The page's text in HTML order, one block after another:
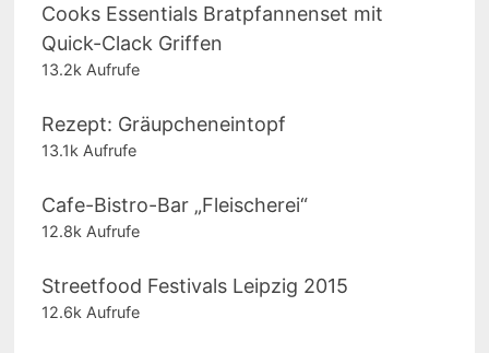
Cooks Essentials Bratpfannenset mit
Quick-Clack Griffen
13.2k Aufrufe
Rezept: Gräupcheneintopf
13.1k Aufrufe
Cafe-Bistro-Bar „Fleischerei“
12.8k Aufrufe
Streetfood Festivals Leipzig 2015
12.6k Aufrufe